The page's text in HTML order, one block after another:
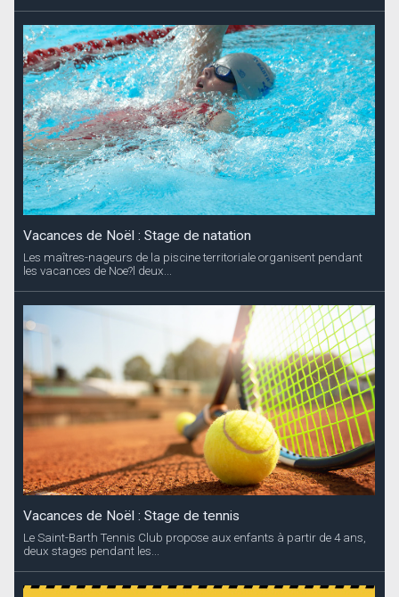
Vacances de Noël : Stage de natation
Les maîtres-nageurs de la piscine territoriale organisent pendant
les vacances de Noe?l deux...
Vacances de Noël : Stage de tennis
Le Saint-Barth Tennis Club propose aux enfants à partir de 4 ans,
deux stages pendant les...